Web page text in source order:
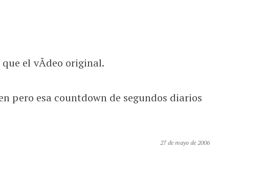
el vÃ­deo original.
pero esa countdown de segundos diarios
27 de mayo de 2006